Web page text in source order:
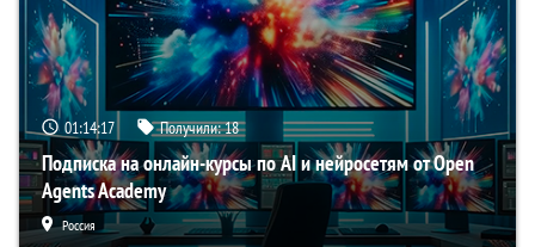
01:14:17 Получили:18
Подписка на онлайн-курсы по AI и нейросетям от Open
Agents Academy
Россия